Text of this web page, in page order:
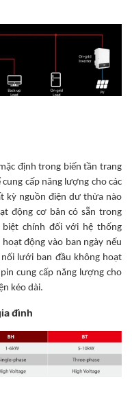
định trong biến tần trang
cấp năng lượng cho các
kỳ nguồn điện dư thừa nào
động cơ bản có sẵn trong
biệt chính đối với hệ thống
động vào ban ngày nếu
lưới ban đầu không hoạt
cung cấp năng lượng cho
kéo dài.
đình